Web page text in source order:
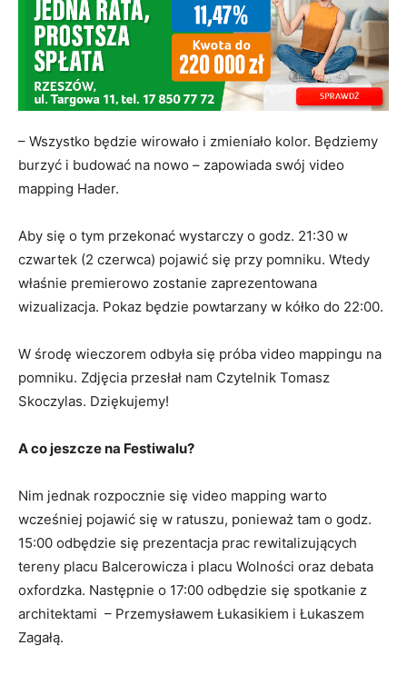
– Wszystko będzie wirowało i zmieniało kolor. Będziemy
burzyć i budować na nowo – zapowiada swój video
mapping Hader.
Aby się o tym przekonać wystarczy o godz. 21:30 w
czwartek (2 czerwca) pojawić się przy pomniku. Wtedy
właśnie premierowo zostanie zaprezentowana
wizualizacja. Pokaz będzie powtarzany w kółko do 22:00.
W środę wieczorem odbyła się próba video mappingu na
pomniku. Zdjęcia przesłał nam Czytelnik Tomasz
Skoczylas. Dziękujemy!
A co jeszcze na Festiwalu?
Nim jednak rozpocznie się video mapping warto
wcześniej pojawić się w ratuszu, ponieważ tam o godz.
15:00 odbędzie się prezentacja prac rewitalizujących
tereny placu Balcerowicza i placu Wolności oraz debata
oxfordzka. Następnie o 17:00 odbędzie się spotkanie z
architektami – Przemysławem Łukasikiem i Łukaszem
Zagałą.